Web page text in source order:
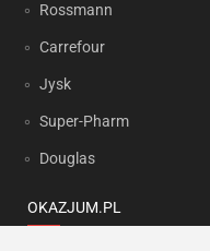
Rossmann
Carrefour
Jysk
Super-Pharm
Douglas
OKAZJUM.PL